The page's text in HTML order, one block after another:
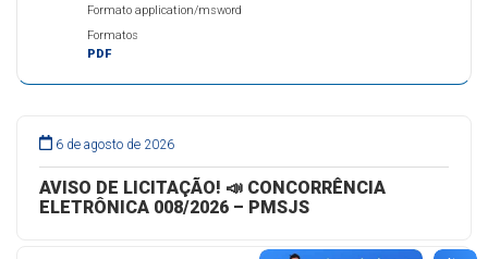
Formato application/msword
Formatos
PDF
6 de agosto de 2026
AVISO DE LICITAÇÃO! 📣 CONCORRÊNCIA
ELETRÔNICA 008/2026 – PMSJS